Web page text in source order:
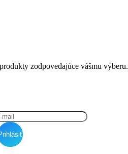
zodpovedajúce vášmu výberu.